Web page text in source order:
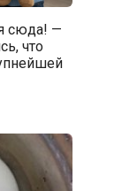
сюда! —
что